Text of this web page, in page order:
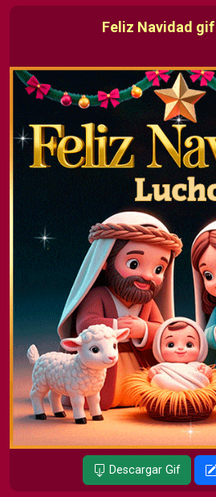
Feliz Navidad gif
Descargar Gif